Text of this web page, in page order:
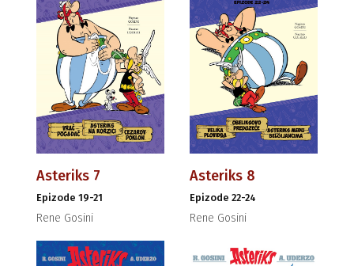
Asteriks 7
Epizode 19-21
Rene Gosini
Asteriks 8
Epizode 22-24
Rene Gosini